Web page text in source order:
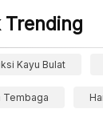
Trending
Kayu Bulat
Tembaga